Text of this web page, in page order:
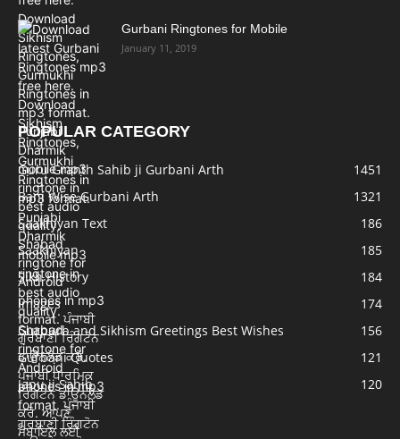
Gurbani Ringtones for Mobile
January 11, 2019
POPULAR CATEGORY
Guru Granth Sahib ji Gurbani Arth
1451
Bani Wise Gurbani Arth
1321
Saakhiyan Text
186
Saakhiyan
185
Sikh History
184
Images
174
Gurpurb and Sikhism Greetings Best Wishes
156
Gurbani Quotes
121
Japu ji Sahib
120